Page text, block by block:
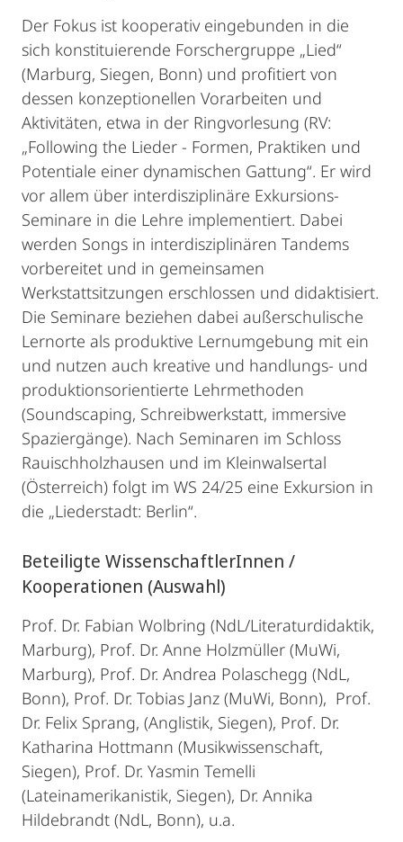
Der Fokus ist kooperativ eingebunden in die
sich konstituierende Forschergruppe „Lied“
(Marburg, Siegen, Bonn) und profitiert von
dessen konzeptionellen Vorarbeiten und
Aktivitäten, etwa in der Ringvorlesung (RV:
„Following the Lieder - Formen, Praktiken und
Potentiale einer dynamischen Gattung“. Er wird
vor allem über interdisziplinäre Exkursions-
Seminare in die Lehre implementiert. Dabei
werden Songs in interdisziplinären Tandems
vorbereitet und in gemeinsamen
Werkstattsitzungen erschlossen und didaktisiert.
Die Seminare beziehen dabei außerschulische
Lernorte als produktive Lernumgebung mit ein
und nutzen auch kreative und handlungs- und
produktionsorientierte Lehrmethoden
(Soundscaping, Schreibwerkstatt, immersive
Spaziergänge). Nach Seminaren im Schloss
Rauischholzhausen und im Kleinwalsertal
(Österreich) folgt im WS 24/25 eine Exkursion in
die „Liederstadt: Berlin“.
Beteiligte WissenschaftlerInnen /
Kooperationen (Auswahl)
Prof. Dr. Fabian Wolbring (NdL/Literaturdidaktik,
Marburg), Prof. Dr. Anne Holzmüller (MuWi,
Marburg), Prof. Dr. Andrea Polaschegg (NdL,
Bonn), Prof. Dr. Tobias Janz (MuWi, Bonn), Prof.
Dr. Felix Sprang, (Anglistik, Siegen), Prof. Dr.
Katharina Hottmann (Musikwissenschaft,
Siegen), Prof. Dr. Yasmin Temelli
(Lateinamerikanistik, Siegen), Dr. Annika
Hildebrandt (NdL, Bonn), u.a.